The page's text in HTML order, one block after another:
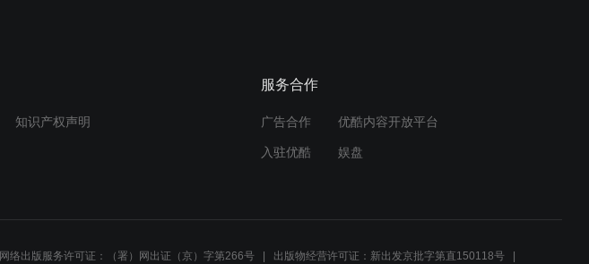
知识产权声明
服务合作
广告合作 优酷内容开放平台
入驻优酷 娱盘
网络出版服务许可证：（署）网出证（京）字第266号 出版物经营许可证：新出发京批字第直150118号